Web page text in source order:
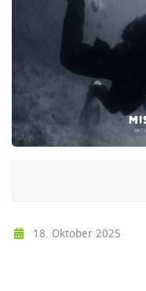
18. Oktober 2025